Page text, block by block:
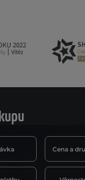
Cena a